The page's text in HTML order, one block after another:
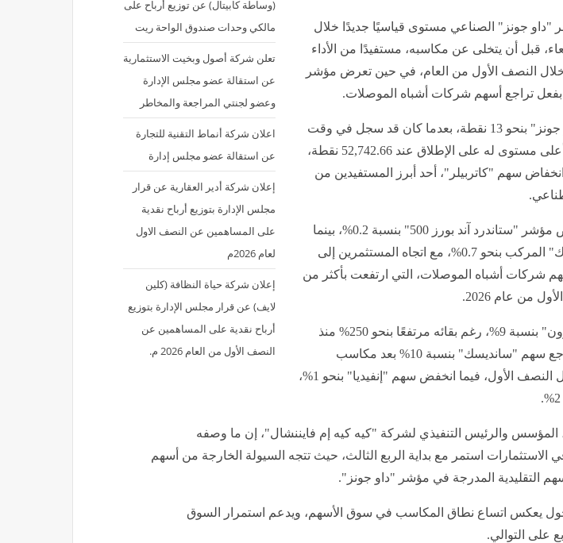
(وساطة كابيتال) عن توزيع أرباح على
مالكي وحدات صندوق الواحة ريت
تعلن شركة أصول وبخيت الاستثمارية
عن استقالة عضو مجلس الإدارة
وعضو لجنتي المراجعة والمخاطر
اعلان شركة أنماط التقنية للتجارة
عن استقالة عضو مجلس إدارة
إعلان شركة أدير العقارية عن قرار
مجلس الإدارة بتوزيع أرباح نقدية
على المساهمين عن النصف الاول
لعام 2026م
إعلان شركة حياة النظافة (كلين
لايف) عن قرار مجلس الإدارة بتوزيع
أرباح نقدية على المساهمين عن
النصف الأول من العام 2026 م.
جونز" الصناعي مستوى قياسيًا جديدًا خلال
قبل أن يتخلى عن مكاسبه، مستفيدًا من الأداء
النصف الأول من العام، في حين تعرض مؤشر
تراجع أسهم شركات أشباه الموصلات.
وتراجع مؤشر "داو جونز" بنحو 13 نقطة، بعدما كان قد سجل في وقت
سابق من الجلسة أعلى مستوى له على الإطلاق عند 52,742.66 نقطة،
سهم "كاتربيلر"، أحد أبرز المستفيدين من
في المقابل، انخفض مؤشر "ستاندرد آند بورز 500" بنسبة 0.2%، بينما
هبط مؤشر "ناسداك" المركب بنحو 0.7%، مع اتجاه المستثمرين إلى
شركات أشباه الموصلات، التي ارتفعت بأكثر من
وهبط سهم "مايكرون" بنسبة 9%، رغم بقائه مرتفعًا بنحو 250% منذ
بداية العام، كما تراجع سهم "سانديسك" بنسبة 10% بعد مكاسب
تجاوزت 850% خلال النصف الأول، فيما انخفض سهم "إنفيديا" بنحو 1%،
المؤسس والرئيس التنفيذي لشركة "كيه كيه إم فايننشال"، إن ما وصفه
الاستثمارات استمر مع بداية الربع الثالث، حيث تتجه السيولة الخارجة من أسهم
التقليدية المدرجة في مؤشر "داو جونز".
يعكس اتساع نطاق المكاسب في سوق الأسهم، ويدعم استمرار السوق
على التوالي.